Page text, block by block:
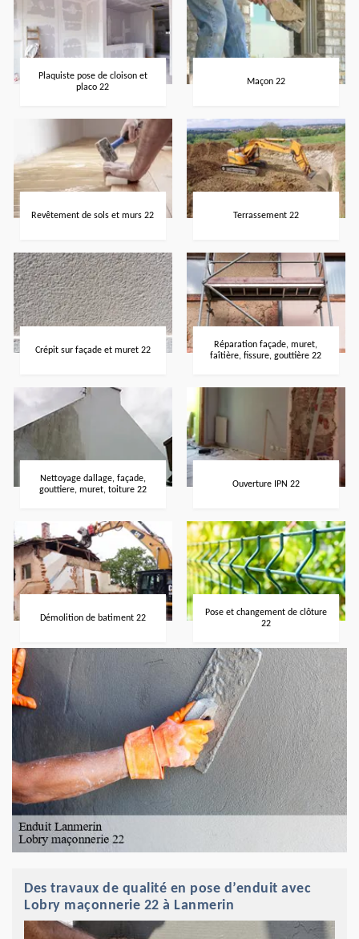
Plaquiste pose de cloison et
placo 22
Maçon 22
Revêtement de sols et murs 22 Terrassement 22
Crépit sur façade et muret 22
Réparation façade, muret,
faîtière, fissure, gouttière 22
Nettoyage dallage, façade,
gouttiere, muret, toiture 22
Ouverture IPN 22
Démolition de batiment 22
Pose et changement de clôture
22
Des travaux de qualité en pose d’enduit avec
Lobry maçonnerie 22 à Lanmerin